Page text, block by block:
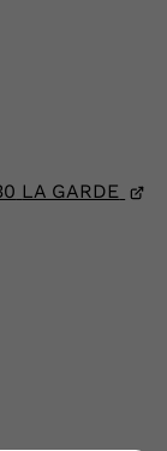
LA GARDE